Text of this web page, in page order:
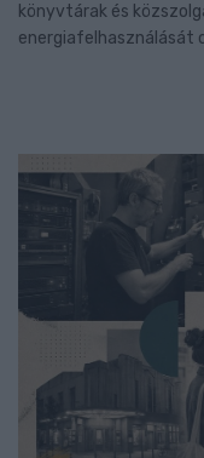
könyvtárak és
energiafelhasználását